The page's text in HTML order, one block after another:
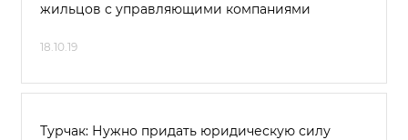
жильцов с управляющими компаниями
18.10.19
Турчак: Нужно придать юридическую силу